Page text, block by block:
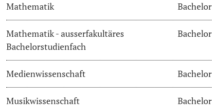
AI in learning and teaching
Digital learning
Language Center
Learning Spaces
Mathematik Bachelor
Mathematik - ausserfakultäres
Bachelorstudienfach
Bachelor
Medienwissenschaft Bachelor
Musikwissenschaft Bachelor